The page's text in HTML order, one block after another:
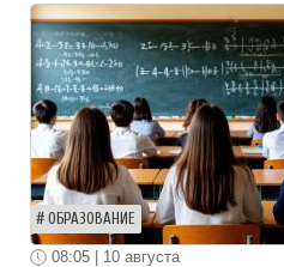
ОБРАЗОВАНИЕ
08:05 | 10 августа